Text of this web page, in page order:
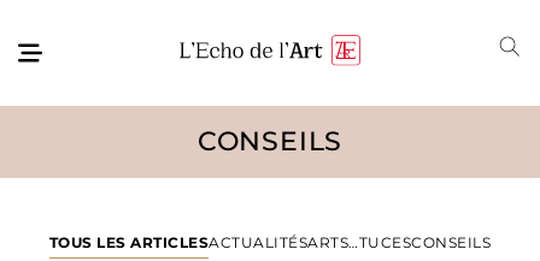
CONSEILS
TOUS LES ARTICLESACTUALITÉSARTS…TUCESCONSEILS